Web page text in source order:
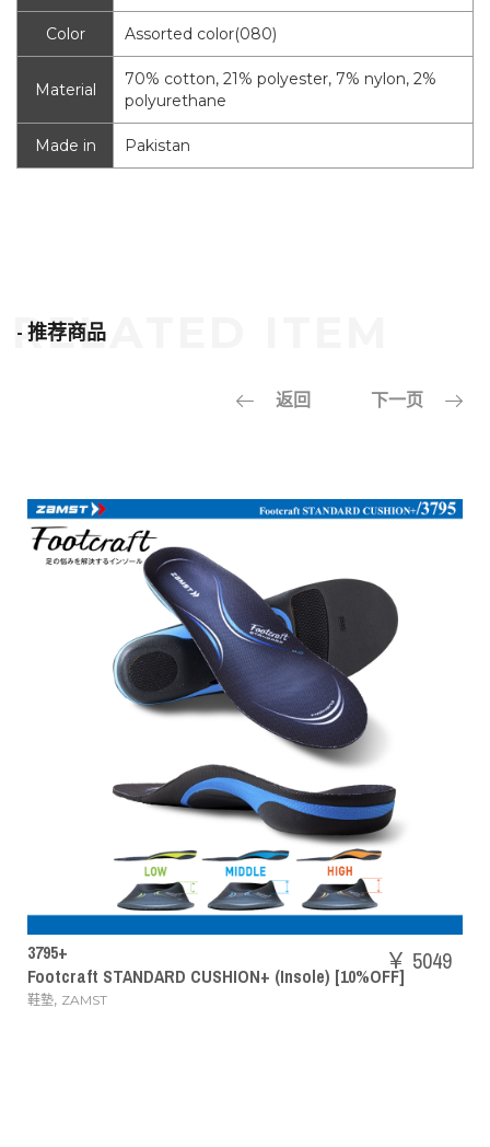
Color Assorted color(080)
Material
70% cotton, 21% polyester, 7% nylon, 2%
polyurethane
Made in Pakistan
- 推荐商品
返回 下一页
CUSHION+ (Insole) [10%OFF]
POWER